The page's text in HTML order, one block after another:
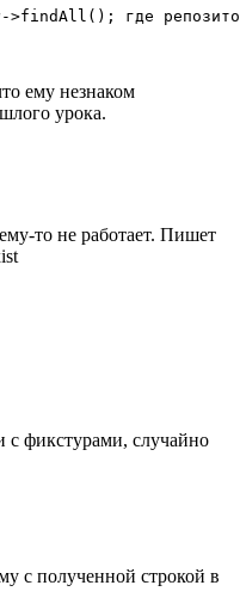
где
ему незнаком
урока.
то не работает. Пишет
с фикстурами, случайно
с полученной строкой в